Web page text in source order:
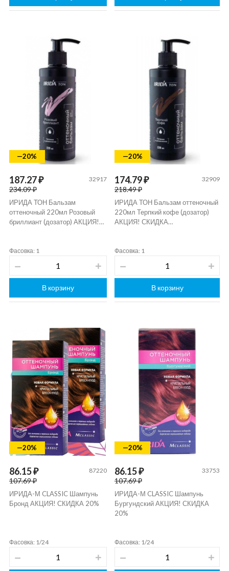
—20%
187.27 ₽
234.09 ₽
32917
ИРИДА ТОН Бальзам
оттеночный 220мл Розовый
бриллиант (дозатор) АКЦИЯ!…
Фасовка: 1
В корзину
—20%
174.79 ₽
218.49 ₽
32909
ИРИДА ТОН Бальзам оттеночный
220мл Терпкий кофе (дозатор)
АКЦИЯ! СКИДКА…
Фасовка: 1
В корзину
—20%
86.15 ₽
107.69 ₽
87220
ИРИДА-М CLASSIC Шампунь
Бронд АКЦИЯ! СКИДКА 20%
Фасовка: 1/24
—20%
86.15 ₽
107.69 ₽
33753
ИРИДА-М CLASSIC Шампунь
Бургундский АКЦИЯ! СКИДКА
20%
Фасовка: 1/24